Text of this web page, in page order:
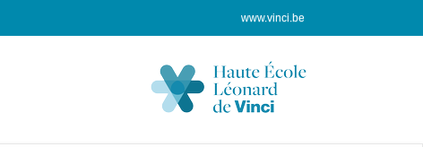
www.vinci.be